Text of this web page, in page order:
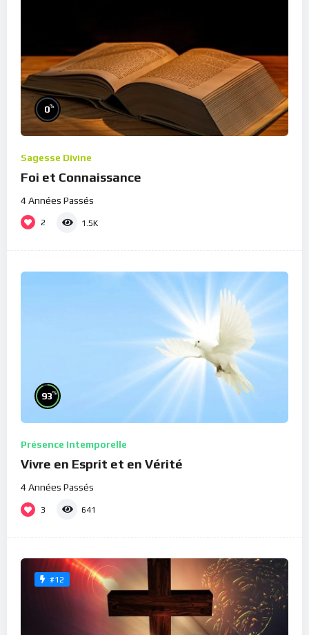
0%
Sagesse Divine
Foi et Connaissance
4 Années Passés
2 1.5K
93%
Présence Intemporelle
Vivre en Esprit et en Vérité
4 Années Passés
3 641
#12